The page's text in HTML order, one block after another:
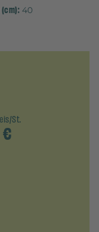
40
St.
€